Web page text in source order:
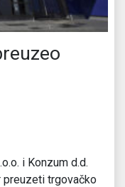
i Konzum d.d.
trgovačko